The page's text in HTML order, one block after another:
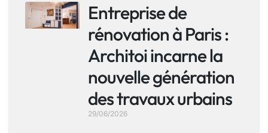
Entreprise de
rénovation à Paris :
Architoi incarne la
nouvelle génération
des travaux urbains
29/06/2026